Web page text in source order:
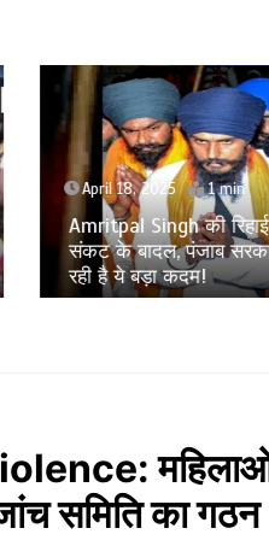
April 18, 2025 1 min
Amritpal Singh की
संकट के बादल, पंजाब
रही है ये बड़ा कदम!
महिलाओं
समिति का गठन